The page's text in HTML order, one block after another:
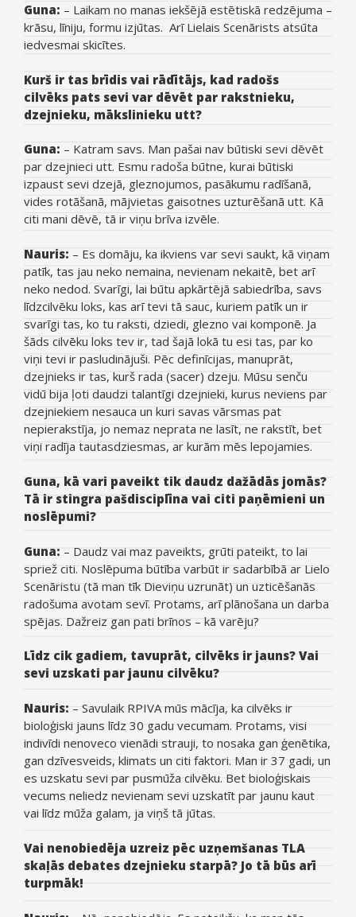
Guna: – Laikam no manas iekšējā estētiskā redzējuma –
krāsu, līniju, formu izjūtas. Arī Lielais Scenārists atsūta
iedvesmai skicītes.
Kurš ir tas brīdis vai rādītājs, kad radošs
cilvēks pats sevi var dēvēt par rakstnieku,
dzejnieku, mākslinieku utt?
Guna: – Katram savs. Man pašai nav būtiski sevi dēvēt
par dzejnieci utt. Esmu radoša būtne, kurai būtiski
izpaust sevi dzejā, gleznojumos, pasākumu radīšanā,
vides rotāšanā, mājvietas gaisotnes uzturēšanā utt. Kā
citi mani dēvē, tā ir viņu brīva izvēle.
Nauris: – Es domāju, ka ikviens var sevi saukt, kā viņam
patīk, tas jau neko nemaina, nevienam nekaitē, bet arī
neko nedod. Svarīgi, lai būtu apkārtējā sabiedrība, savs
līdzcilvēku loks, kas arī tevi tā sauc, kuriem patīk un ir
svarīgi tas, ko tu raksti, dziedi, glezno vai komponē. Ja
šāds cilvēku loks tev ir, tad šajā lokā tu esi tas, par ko
viņi tevi ir pasludinājuši. Pēc definīcijas, manuprāt,
dzejnieks ir tas, kurš rada (sacer) dzeju. Mūsu senču
vidū bija ļoti daudzi talantīgi dzejnieki, kurus neviens par
dzejniekiem nesauca un kuri savas vārsmas pat
nepierakstīja, jo nemaz neprata ne lasīt, ne rakstīt, bet
viņi radīja tautasdziesmas, ar kurām mēs lepojamies.
Guna, kā vari paveikt tik daudz dažādās jomās?
Tā ir stingra pašdisciplīna vai citi paņēmieni un
noslēpumi?
Guna: – Daudz vai maz paveikts, grūti pateikt, to lai
spriež citi. Noslēpuma būtība varbūt ir sadarbībā ar Lielo
Scenāristu (tā man tīk Dieviņu uzrunāt) un uzticēšanās
radošuma avotam sevī. Protams, arī plānošana un darba
spējas. Dažreiz gan pati brīnos – kā varēju?
Līdz cik gadiem, tavuprāt, cilvēks ir jauns? Vai
sevi uzskati par jaunu cilvēku?
Nauris: – Savulaik RPIVA mūs mācīja, ka cilvēks ir
bioloģiski jauns līdz 30 gadu vecumam. Protams, visi
indivīdi nenoveco vienādi strauji, to nosaka gan ģenētika,
gan dzīvesveids, klimats un citi faktori. Man ir 37 gadi, un
es uzskatu sevi par pusmūža cilvēku. Bet bioloģiskais
vecums neliedz nevienam sevi uzskatīt par jaunu kaut
vai līdz mūža galam, ja viņš tā jūtas.
Vai nenobiedēja uzreiz pēc uzņemšanas TLA
skaļās debates dzejnieku starpā? Jo tā būs arī
turpmāk!